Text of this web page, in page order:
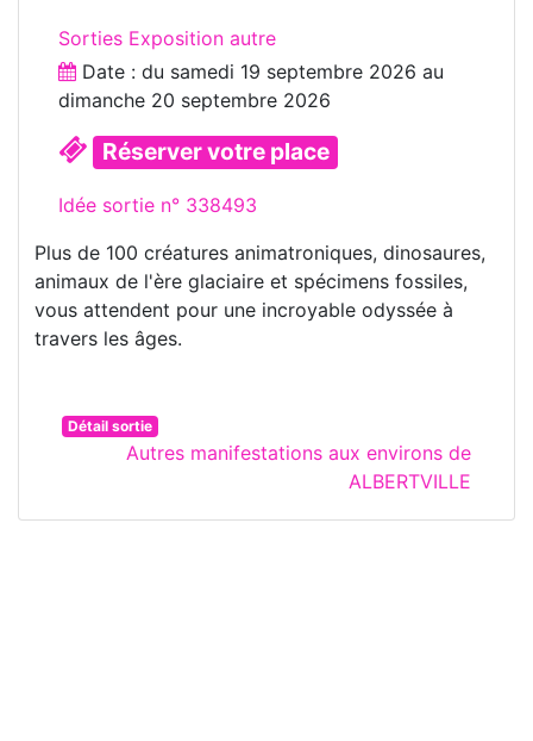
Sorties Exposition autre
Date : du samedi 19 septembre 2026 au
dimanche 20 septembre 2026
Réserver votre place
Idée sortie n° 338493
Plus de 100 créatures animatroniques, dinosaures,
animaux de l'ère glaciaire et spécimens fossiles,
vous attendent pour une incroyable odyssée à
travers les âges.
Détail sortie
Autres manifestations aux environs de
ALBERTVILLE